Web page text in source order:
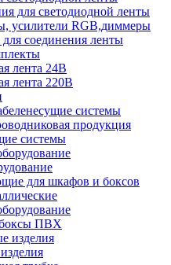
для светодиодной ленты
усилители RGB,диммеры
соединения ленты
лента 24В
лента 220В
системы
продукция
системы
для шкафов и боксов
ПВХ
изделия